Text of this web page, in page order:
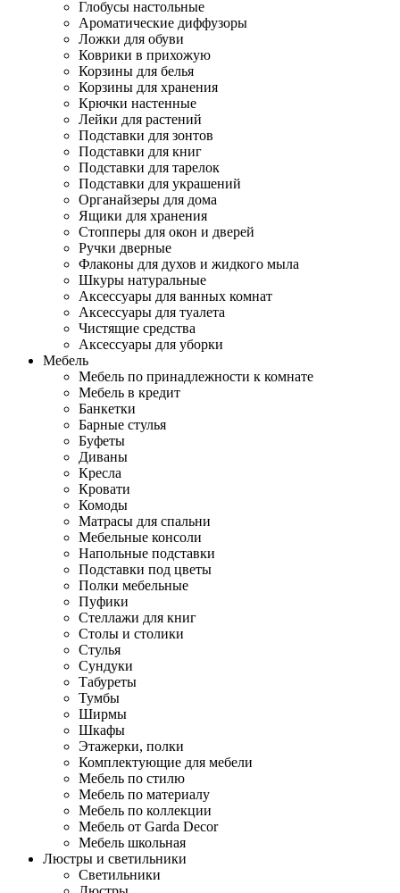
Глобусы настольные
Ароматические диффузоры
Ложки для обуви
Коврики в прихожую
Корзины для белья
Корзины для хранения
Крючки настенные
Лейки для растений
Подставки для зонтов
Подставки для книг
Подставки для тарелок
Подставки для украшений
Органайзеры для дома
Ящики для хранения
Стопперы для окон и дверей
Ручки дверные
Флаконы для духов и жидкого мыла
Шкуры натуральные
Аксессуары для ванных комнат
Аксессуары для туалета
Чистящие средства
Аксессуары для уборки
Мебель
Мебель по принадлежности к комнате
Мебель в кредит
Банкетки
Барные стулья
Буфеты
Диваны
Кресла
Кровати
Комоды
Матрасы для спальни
Мебельные консоли
Напольные подставки
Подставки под цветы
Полки мебельные
Пуфики
Стеллажи для книг
Столы и столики
Стулья
Сундуки
Табуреты
Тумбы
Ширмы
Шкафы
Этажерки, полки
Комплектующие для мебели
Мебель по стилю
Мебель по материалу
Мебель по коллекции
Мебель от Garda Decor
Мебель школьная
Люстры и светильники
Светильники